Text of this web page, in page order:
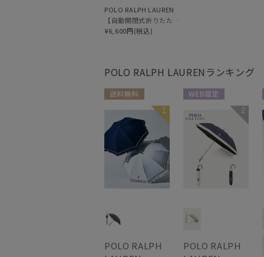
POLO RALPH LAUREN
【自動開閉式折りたたみ傘】ポロ ラルフ ローレン (POLO RALPH LAUREN) ロゴ刺繍 ワンタッチ
¥6,600円(税込)
POLO RALPH LAUREN ランキング
WOMEN
1
POLO RALPH
WOMEN
2
POLO RALPH